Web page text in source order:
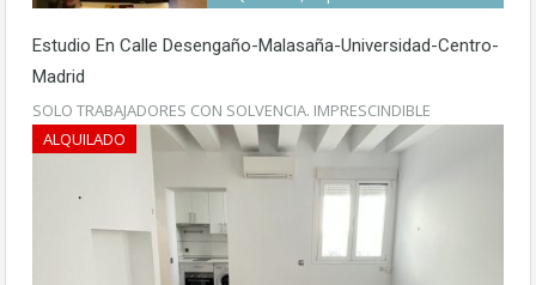
Estudio En Calle Desengaño-Malasaña-Universidad-Centro-
Madrid
SOLO TRABAJADORES CON SOLVENCIA. IMPRESCINDIBLE
INGRESOS EN ESPAÑA. Vivienda…Más detalles
ALQUILADO